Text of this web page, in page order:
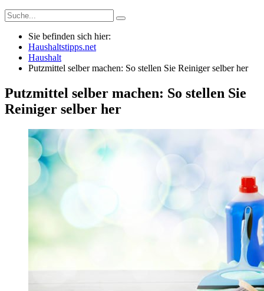
Sie befinden sich hier:
Haushaltstipps.net
Haushalt
Putzmittel selber machen: So stellen Sie Reiniger selber her
Putzmittel selber machen: So stellen Sie
Reiniger selber her